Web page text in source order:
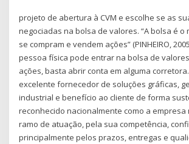
projeto de abertura à CVM e escolhe se as
negociadas na bolsa de valores. “A bolsa é o
se compram e vendem ações” (PINHEIRO,
pessoa física pode entrar na bolsa de
ações, basta abrir conta em alguma
excelente fornecedor de soluções gráficas,
industrial e benefício ao cliente de forma
reconhecido nacionalmente como a empresa
ramo de atuação, pela sua competência,
principalmente pelos prazos, entregas e